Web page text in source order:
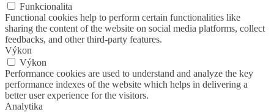
Funkcionalita
Functional cookies help to perform certain functionalities like
sharing the content of the website on social media platforms, collect
feedbacks, and other third-party features.
Výkon
Výkon
Performance cookies are used to understand and analyze the key
performance indexes of the website which helps in delivering a
better user experience for the visitors.
Analytika